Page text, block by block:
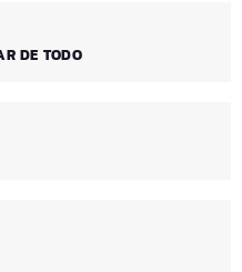
DE TODO